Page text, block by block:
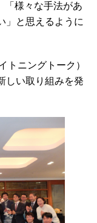
「様々な手法があ
」と思えるように
トニングトーク）
しい取り組みを発